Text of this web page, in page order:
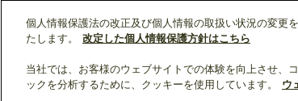
WIN2Kトップ 製品情報
個人情報保護法の改正及び個人情報の取扱い状況の変更
たします。
改定した個人情報保護方針はこちら
当社では、お客様のウェブサイトでの体験を向上させ、
ックを分析するために、クッキーを使用しています。
ウ